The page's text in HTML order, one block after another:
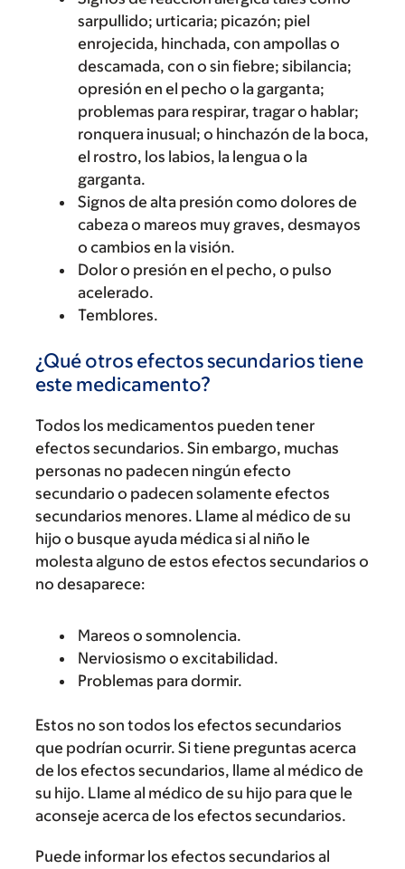
sarpullido; urticaria; picazón; piel
enrojecida, hinchada, con ampollas o
descamada, con o sin fiebre; sibilancia;
opresión en el pecho o la garganta;
problemas para respirar, tragar o hablar;
ronquera inusual; o hinchazón de la boca,
el rostro, los labios, la lengua o la
garganta.
Signos de alta presión como dolores de
cabeza o mareos muy graves, desmayos
o cambios en la visión.
Dolor o presión en el pecho, o pulso
acelerado.
Temblores.
¿Qué otros efectos secundarios tiene
este medicamento?
Todos los medicamentos pueden tener
efectos secundarios. Sin embargo, muchas
personas no padecen ningún efecto
secundario o padecen solamente efectos
secundarios menores. Llame al médico de su
hijo o busque ayuda médica si al niño le
molesta alguno de estos efectos secundarios o
no desaparece:
Mareos o somnolencia.
Nerviosismo o excitabilidad.
Problemas para dormir.
Estos no son todos los efectos secundarios
que podrían ocurrir. Si tiene preguntas acerca
de los efectos secundarios, llame al médico de
su hijo. Llame al médico de su hijo para que le
aconseje acerca de los efectos secundarios.
Puede informar los efectos secundarios al